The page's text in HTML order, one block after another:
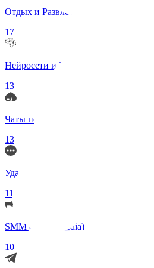
Отдых и Развлечения
17
Нейросети и ИИ
13
Чаты по интересам
13
Удаленка (Работа)
11
SMM (Social Media)
10